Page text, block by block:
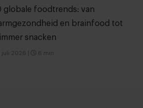
globale foodtrends: van
en brainfood tot
snacken
juli 2026 6 min